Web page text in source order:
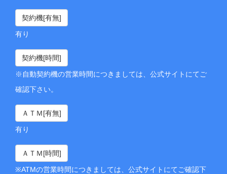
契約機[有無]
有り
契約機[時間]
※自動契約機の営業時間につきましては、公式サイトにてご
確認下さい。
ＡＴＭ[有無]
有り
ＡＴＭ[時間]
※ATMの営業時間につきましては、公式サイトにてご確認下